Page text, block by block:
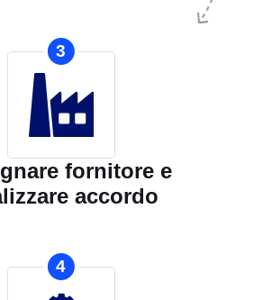
3
fornitore e
accordo
4